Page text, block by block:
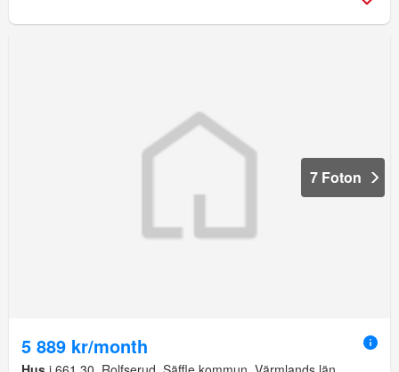
7 Foton
5 889 kr/month